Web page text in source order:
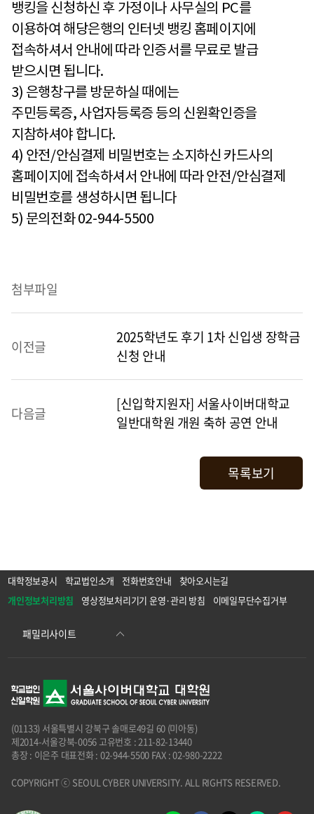
뱅킹을 신청하신 후 가정이나 사무실의 PC를
이용하여 해당은행의 인터넷 뱅킹 홈페이지에
접속하셔서 안내에 따라 인증서를 무료로 발급
받으시면 됩니다.
3) 은행창구를 방문하실 때에는
주민등록증, 사업자등록증 등의 신원확인증을
지참하셔야 합니다.
4) 안전/안심결제 비밀번호는 소지하신 카드사의
홈페이지에 접속하셔서 안내에 따라 안전/안심결제
비밀번호를 생성하시면 됩니다
5) 문의전화 02-944-5500
첨부파일
이전글
2025학년도 후기 1차 신입생 장학금
신청 안내
다음글
[신입학지원자] 서울사이버대학교
일반대학원 개원 축하 공연 안내
목록보기
대학정보공시 학교법인소개 전화번호안내
찾아오시는길
개인정보처리방침
영상정보처리기기 운영·관리 방침 이메일무단수집거부
(01133) 서울특별시 강북구 솔매로49길 60 (미아동)
제2014-서울강북-0056 고유번호 : 211-82-13440
총장 : 이은주 대표전화 : 02-944-5500 FAX : 02-980-2222
COPYRIGHT ⓒ SEOUL CYBER UNIVERSITY. ALL RIGHTS RESERVED.